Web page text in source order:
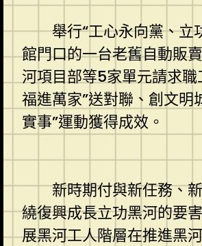
舉行“工心永向黨、立功
館門口的一台老舊自動販
河項目部等5家單元請求
福進萬家”送對聯、創文
實事”運動獲得成效。
新時期付與新任務、新理
繞復興成長立功黑河的要
展黑河工人階層在推進黑